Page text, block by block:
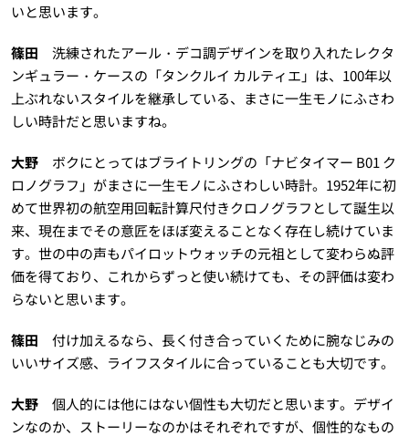
いと思います。
篠田 洗練されたアール・デコ調デザインを取り入れたレクタ
ンギュラー・ケースの「タンクルイ カルティエ」は、100年以
上ぶれないスタイルを継承している、まさに一生モノにふさわ
しい時計だと思いますね。
大野ボクにとってはブライトリングの「ナビタイマー B01 ク
ロノグラフ」がまさに一生モノにふさわしい時計。1952年に初
めて世界初の航空用回転計算尺付きクロノグラフとして誕生以
来、現在までその意匠をほぼ変えることなく存在し続けていま
す。世の中の声もパイロットウォッチの元祖として変わらぬ評
価を得ており、これからずっと使い続けても、その評価は変わ
らないと思います。
篠田 付け加えるなら、長く付き合っていくために腕なじみの
いいサイズ感、ライフスタイルに合っていることも大切です。
大野個人的には他にはない個性も大切だと思います。デザイ
ンなのか、ストーリーなのかはそれぞれですが、個性的なもの